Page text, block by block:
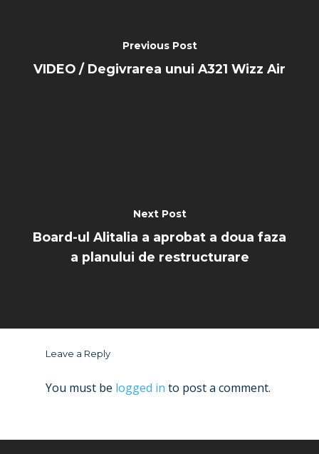
Previous Post
VIDEO / Degivrarea unui A321 Wizz Air
Next Post
Board-ul Alitalia a aprobat a doua faza
a planului de restructurare
Leave a Reply
You must be logged in to post a comment.